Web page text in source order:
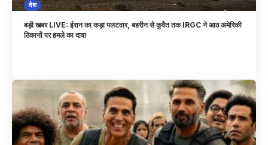
देश
बड़ी खबर LIVE: ईरान का कड़ा पलटवार, बहरीन से कुवैत तक IRGC ने आठ अमेरिकी
ठिकानों पर हमले का दावा